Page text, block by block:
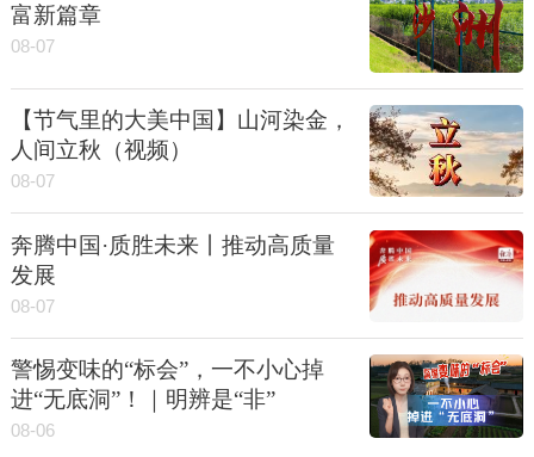
富新篇章
08-07
【节气里的大美中国】山河染金，
人间立秋（视频）
08-07
奔腾中国·质胜未来丨推动高质量
发展
08-07
警惕变味的“标会”，一不小心掉
进“无底洞”！｜明辨是“非”
08-06